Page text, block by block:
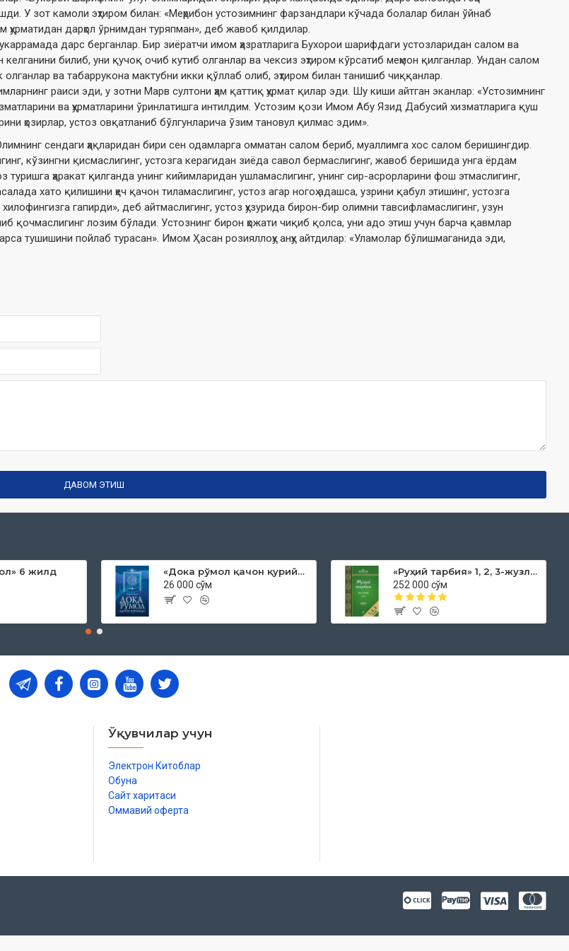
У зот камоли эҳтиром билан: «Меҳрибон устозимнинг фарзандлари кўчада болалар билан ўйнаб
дарҳол ўрнимдан туряпман», деб жавоб қилдилар.
дарс берганлар. Бир зиёратчи имом ҳазратларига Бухорои шарифдаги устозларидан салом ва
билиб, уни қучоқ очиб кутиб олганлар ва чексиз эҳтиром кўрсатиб меҳмон қилганлар. Ундан салом
ва табаррукона мактубни икки қўллаб олиб, эҳтиром билан танишиб чиққанлар.
раиси эди, у зотни Марв султони ҳам қаттиқ ҳурмат қилар эди. Шу киши айтган эканлар: «Устозимнинг
ва ҳурматларини ўринлатишга интилдим. Устозим қози Имом Абу Язид Дабусий хизматларига қуш
ҳозирлар, устоз овқатланиб бўлгунларича ўзим тановул қилмас эдим».
сендаги ҳақларидан бири сен одамларга омматан салом бериб, муаллимга хос салом беришингдир.
кўзингни қисмаслигинг, устозга керагидан зиёда савол бермаслигинг, жавоб беришида унга ёрдам
туришга ҳаракат қилганда унинг кийимларидан ушламаслигинг, унинг сир-асрорларини фош этмаслигинг,
хато қилишини ҳеч қачон тиламаслигинг, устоз агар ногоҳ адашса, узрини қабул этишинг, устозга
гапирди», деб айтмаслигинг, устоз ҳузурида бирон-бир олимни тавсифламаслигинг, узун
қочмаслигинг лозим бўлади. Устознинг бирон ҳожати чиқиб қолса, уни адо этиш учун барча қавмлар
тушишини пойлаб турасан». Имом Ҳасан розияллоҳу анҳу айтдилар: «Уламолар бўлишмаганида эди,
ДАВОМ ЭТИШ
6 жилд
«Дока рўмол қачон қурийди»
26 000 сўм
«Руҳий тарбия» 1, 2, 3-жузлар
252 000 сўм
Ўқувчилар учун
Электрон Китоблар
Обуна
Сайт харитаси
Оммавий оферта